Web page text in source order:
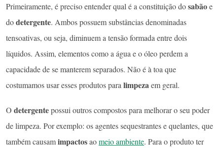
Primeiramente, é preciso entender qual é a constituição dosabãoe
dodetergente. Ambos possuem substâncias denominadas
tensoativas, ou seja, diminuem a tensão formada entre dois
líquidos. Assim, elementos como a água e o óleo perdem a
capacidade de se manterem separados. Não é à toa que
costumamos usar esses produtos para limpezaem geral.
O detergentepossui outros compostos para melhorar o seu poder
de limpeza. Por exemplo: os agentes sequestrantes e quelantes, que
também causamimpactosaomeio ambiente. Para o produto ter